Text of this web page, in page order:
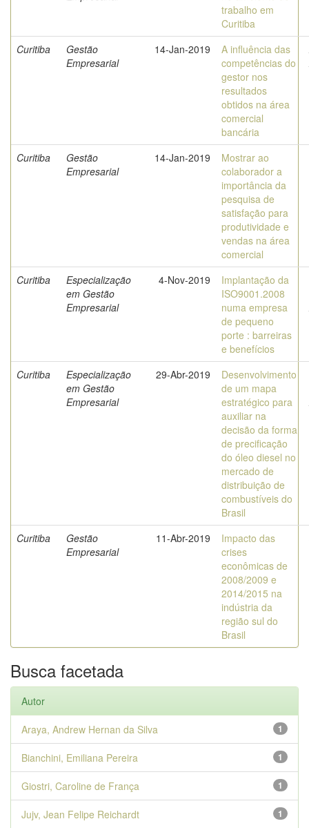
trabalho em
Curitiba
Curitiba
Gestão
Empresarial
14-Jan-2019
A influência das
competências do
gestor nos
resultados
obtidos na área
comercial
bancária
Curitiba
Gestão
Empresarial
14-Jan-2019
Mostrar ao
colaborador a
importância da
pesquisa de
satisfação para
produtividade e
vendas na área
comercial
Curitiba
Especialização
em Gestão
Empresarial
4-Nov-2019
Implantação da
ISO9001.2008
numa empresa
de pequeno
porte : barreiras
e benefícios
Curitiba
Especialização
em Gestão
Empresarial
29-Abr-2019
Desenvolvimento
de um mapa
estratégico para
auxiliar na
decisão da forma
de precificação
do óleo diesel no
mercado de
distribuição de
combustíveis do
Brasil
Curitiba
Gestão
Empresarial
11-Abr-2019
Impacto das
crises
econômicas de
2008/2009 e
2014/2015 na
indústria da
região sul do
Brasil
Busca facetada
Autor
1
Araya, Andrew Hernan da Silva
1
Bianchini, Emiliana Pereira
1
Giostri, Caroline de França
1
Jujv, Jean Felipe Reichardt